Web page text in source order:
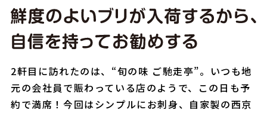
2軒目に訪れたのは、“旬の味 ご馳走亭”。いつも地
元の会社員で賑わっている店のようで、この日も予
約で満席！今回はシンプルにお刺身、自家製の西京